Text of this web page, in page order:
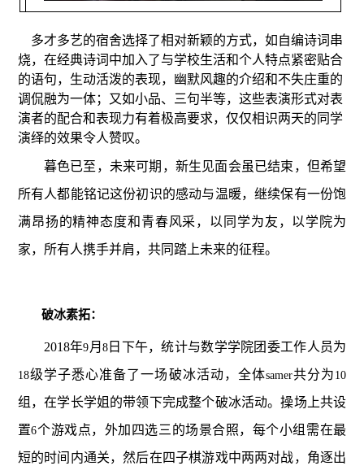
多才多艺的宿舍选择了相对新颖的方式，如自编诗词串
烧，在经典诗词中加入了与学校生活和个人特点紧密贴合
的语句，生动活泼的表现，幽默风趣的介绍和不失庄重的
调侃融为一体；又如小品、三句半等，这些表演形式对表
演者的配合和表现力有着极高要求，仅仅相识两天的同学
演绎的效果令人赞叹。
暮色已至，未来可期，新生见面会虽已结束，但希望
所有人都能铭记这份初识的感动与温暖，继续保有一份饱
满昂扬的精神态度和青春风采，以同学为友，以学院为
家，所有人携手并肩，共同踏上未来的征程。
破冰素拓：
2018年9月8 日下午，统计与数学学院团委工作人员为
18级学子悉心准备了一场破冰活动，全体samer共分为 10
组，在学长学姐的带领下完成整个破冰活动。操场上共设
置6个游戏点，外加四选三的场景合照，每个小组需在最
短的时间内通关，然后在四子棋游戏中两两对战，角逐出